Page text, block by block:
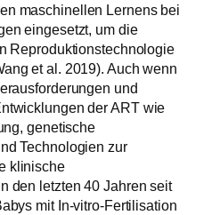
maschinellen Lernens bei
eingesetzt, um die
Reproduktionstechnologie
et al. 2019). Auch wenn
und
der ART wie
genetische
Technologien zur
klinische
den letzten 40 Jahren seit
mit In-vitro-Fertilisation